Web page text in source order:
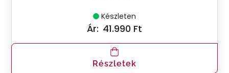
Készleten
Ár: 41.990 Ft
Részletek